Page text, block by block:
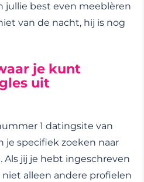
jullie best even meeblèren
van de nacht, hij is nog
je kunt
uit
1 datingsite van
je specifiek zoeken naar
Als jij je hebt ingeschreven
alleen andere profielen